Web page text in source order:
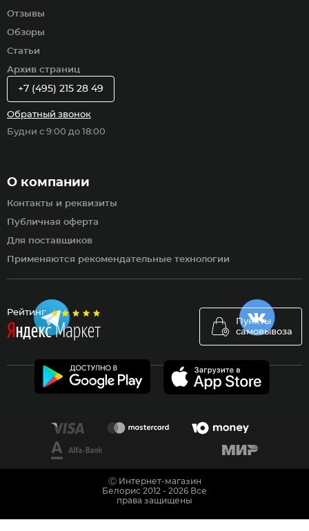
Рейтинг
Пункты
самовывоза
Отзывы
Обзоры
Статьи
Архив страниц
О компании
Контакты и реквизиты
Публичная оферта
Для поставщиков
Применяются рекомендательные технологии
+7 (495) 215 28 49
Обратный звонок
Будни с 9:00 до 18:00
Ⓒ Интернет-магазин
Белорис 2012 - 2026 Все
права защищены